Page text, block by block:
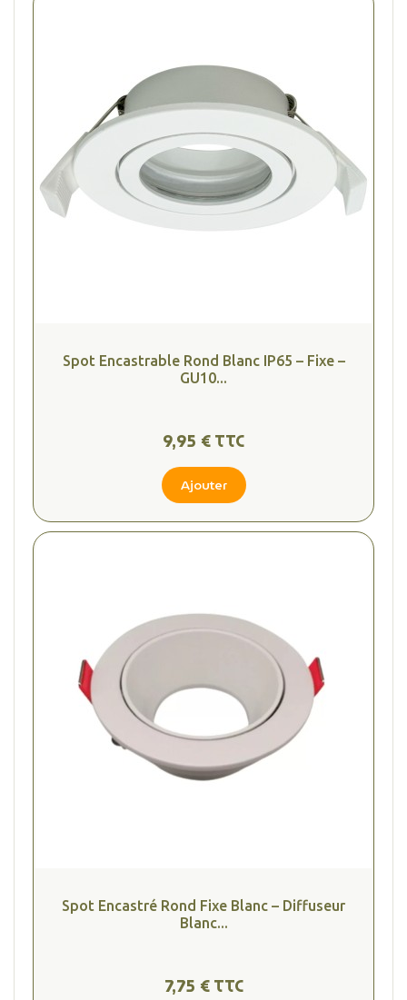
Spot Encastrable Rond Blanc IP65 – Fixe –
GU10...
9,95 € TTC
Ajouter
Spot Encastré Rond Fixe Blanc – Diffuseur
Blanc...
7,75 € TTC